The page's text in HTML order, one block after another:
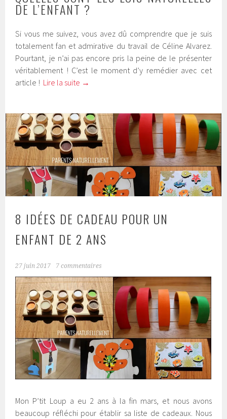
DE L’ENFANT ?
Si vous me suivez, vous avez dû comprendre que je suis
totalement fan et admirative du travail de Céline Alvarez.
Pourtant, je n’ai pas encore pris la peine de le présenter
véritablement ! C’est le moment d’y remédier avec cet
article ! Lire la suite →
8 IDÉES DE CADEAU POUR UN
ENFANT DE 2 ANS
27 juin 2017 7 commentaires
Mon P’tit Loup a eu 2 ans à la fin mars, et nous avons
beaucoup réfléchi pour établir sa liste de cadeaux. Nous